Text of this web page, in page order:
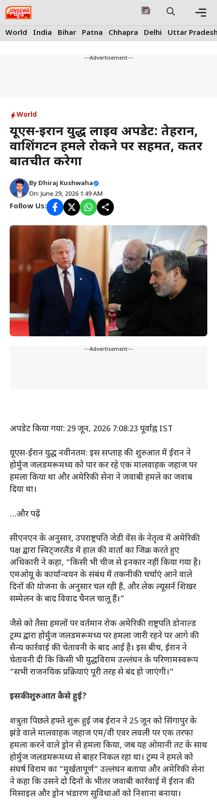
Skip
to
content
World India Bihar Patna Chhapra Delhi Uttar
---Advertisement---
World
यूएस-ईरान युद्ध लाइव अपडेट: तेहरान,
वाशिंगटन हमले रोकने पर सहमत, कतर
बातचीत करेगा
By Dhiraj Kushwaha
On: June 29, 2026 1:49 AM
Follow Us:
---Advertisement---
अपडेट किया गया: 29 जून, 2026 7:08:23 पूर्वाह्न IST
यूएस-ईरान युद्ध नवीनतम: इस सप्ताह की शुरुआत में ईरान ने
होर्मुज जलडमरूमध्य को पार कर रहे एक मालवाहक जहाज पर
हमला किया था और अमेरिकी सेना ने जवाबी हमले का जवाब
दिया था।
…और पढ़ें
सीएनएन के अनुसार, उपराष्ट्रपति जेडी वेंस के नेतृत्व में अमेरिकी
पक्ष द्वारा स्विट्जरलैंड में हाल की वार्ता का जिक्र करते हुए
अधिकारी ने कहा, “किसी भी चीज से इनकार नहीं किया गया है।
एमओयू के कार्यान्वयन के संबंध में तकनीकी चर्चाएं आने वाले
दिनों की योजना के अनुसार चल रही हैं, और लेक ल्यूसर्न शिखर
सम्मेलन के बाद विवाद चैनल चालू हैं।”
जैसे को तैसा हमलों पर वर्तमान रोक अमेरिकी राष्ट्रपति डोनाल्ड
ट्रम्प द्वारा होर्मुज जलडमरूमध्य पर हमला जारी रहने पर आगे की
सैन्य कार्रवाई की चेतावनी के बाद आई है। इस बीच, ईरान ने
चेतावनी दी कि किसी भी युद्धविराम उल्लंघन के परिणामस्वरूप
“सभी राजनयिक प्रक्रियाएं पूरी तरह से बंद हो जाएंगी।”
इसकी शुरुआत कैसे हुई?
शत्रुता पिछले हफ्ते शुरू हुई जब ईरान ने 25 जून को सिंगापुर के
झंडे वाले मालवाहक जहाज एम/वी एवर लवली पर एक तरफा
हमला करने वाले ड्रोन से हमला किया, जब यह ओमानी तट के साथ
होर्मुज जलडमरूमध्य से बाहर निकल रहा था। ट्रम्प ने हमले को
संघर्ष विराम का “मूर्खतापूर्ण” उल्लंघन बताया और अमेरिकी सेना
ने कहा कि उसने दो दिनों के भीतर जवाबी कार्रवाई में ईरान की
मिसाइल और ड्रोन भंडारण सुविधाओं को निशाना बनाया।